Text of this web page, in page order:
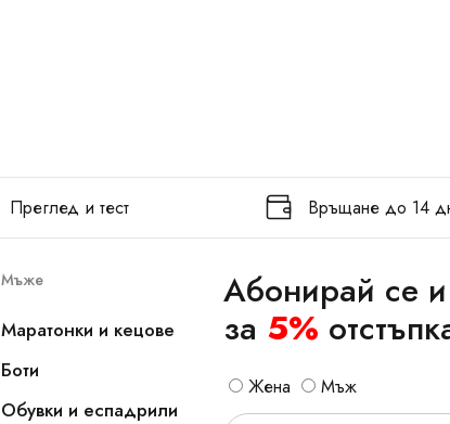
Преглед и тест Връщане до 14
Мъже
Маратонки и кецове
Боти
Обувки и еспадрили
Абонирай се
за 5%
Жена Мъж